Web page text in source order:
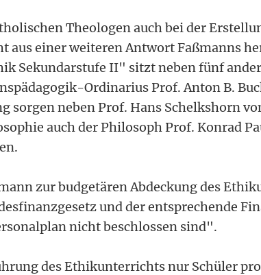
Theologen auch bei der
aus einer weiteren Antwort Faßmanns
Sekundarstufe II" sitzt neben fünf
Ordinarius Prof. Anton B.
sorgen neben Prof. Hans Schelkshorn
auch der Philosoph Prof. Konrad
zur budgetären Abdeckung des
und der entsprechende
nicht beschlossen sind".
des Ethikunterrichts nur Schüler